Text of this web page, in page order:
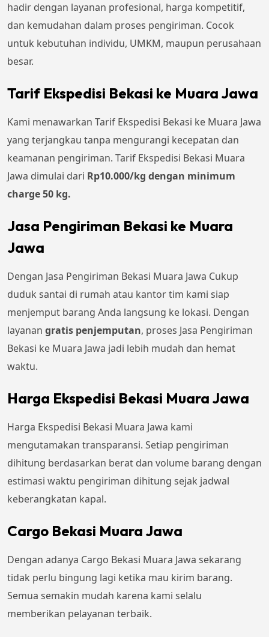
hadir dengan layanan profesional, harga kompetitif,
dan kemudahan dalam proses pengiriman. Cocok
untuk kebutuhan individu, UMKM, maupun perusahaan
besar.
Tarif Ekspedisi Bekasi ke Muara Jawa
Kami menawarkan Tarif Ekspedisi Bekasi ke Muara Jawa
yang terjangkau tanpa mengurangi kecepatan dan
keamanan pengiriman. Tarif Ekspedisi Bekasi Muara
Jawa dimulai dari Rp10.000/kg dengan minimum
charge 50 kg.
Jasa Pengiriman Bekasi ke Muara
Jawa
Dengan Jasa Pengiriman Bekasi Muara Jawa Cukup
duduk santai di rumah atau kantor tim kami siap
menjemput barang Anda langsung ke lokasi. Dengan
layanan gratis penjemputan, proses Jasa Pengiriman
Bekasi ke Muara Jawa jadi lebih mudah dan hemat
waktu.
Harga Ekspedisi Bekasi Muara Jawa
Harga Ekspedisi Bekasi Muara Jawa kami
mengutamakan transparansi. Setiap pengiriman
dihitung berdasarkan berat dan volume barang dengan
estimasi waktu pengiriman dihitung sejak jadwal
keberangkatan kapal.
Cargo Bekasi Muara Jawa
Dengan adanya Cargo Bekasi Muara Jawa sekarang
tidak perlu bingung lagi ketika mau kirim barang.
Semua semakin mudah karena kami selalu
memberikan pelayanan terbaik.